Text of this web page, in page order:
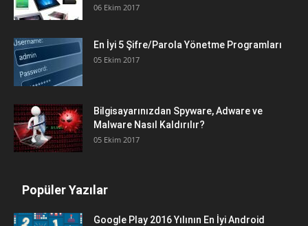
06 Ekim 2017
En İyi 5 Şifre/Parola Yönetme Programları
05 Ekim 2017
Bilgisayarınızdan Spyware, Adware ve
Malware Nasıl Kaldırılır?
05 Ekim 2017
Popüler Yazılar
Google Play 2016 Yılının En İyi Android